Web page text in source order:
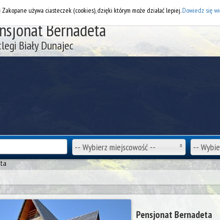
Bernadeta
Biały Dunajec
-- Wybierz miejscowość -- --
Pensjonat Bernadeta
używa ciasteczek (cookies), dzięki którym może działać lepiej.Dowiedz się